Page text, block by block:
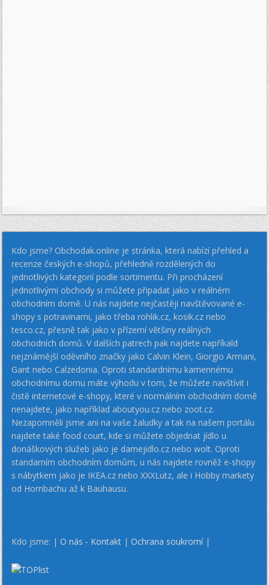
Kdo jsme? Obchodak.online je stránka, která nabízí přehled a
recenze českých e-shopů, přehledně rozdělených do
jednotlivých kategorií podle sortimentu. Při procházení
jednotlivými obchody si můžete připadat jako v reálném
obchodním domě. U nás najdete nejčastěji navštěvované e-
shopy s potravinami, jako třeba rohlik.cz, kosik.cz nebo
tesco.cz, přesně tak jako v přízemí většiny reálných
obchodních domů. V dalších patrech pak najdete napříkald
nejznámější oděvního značky jako Calvin Klein, Giorgio Armani,
Gant nebo Calzedonia. Oproti standardnímu kamennému
obchodnímu domu máte výhodu v tom, že můžete navštívit i
čistě internetové e-shopy, které v normálním obchodním domě
nenajdete, jako například aboutyou.cz nebo zoot.cz.
Nezapomněli jsme ani na vaše žaludky a tak na našem portálu
najdete také food court, kde si můžete objednat jídlo u
donáškových služeb jako je damejidlo.cz nebo wolt. Oproti
standarním obchodním domům, u nás najdete rovněž e-shopy
s nábytkem jako je IKEA.cz nebo XXXLutz, ale i Hobby markety
od Hornbachu až k Bauhausu.
Kdo jsme: |O nás - Kontakt |Ochrana soukromí|